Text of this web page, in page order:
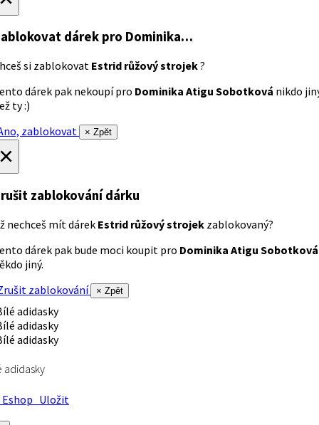
dárek pro Dominika…
si zablokovat Estrid růžový strojek?
dárek pak nekoupí pro Dominika Atigu Sobotková nikdo
ty :)
zablokovat
× Zpět
zablokování dárku
nechceš mít dárek Estrid růžový strojek zablokovaný?
dárek pak bude moci koupit pro Dominika Atigu Sobotková
jiný.
zablokování
× Zpět
adidasky
Uložit